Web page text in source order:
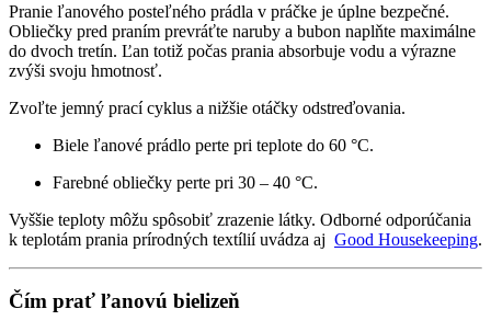
Pranie ľanového posteľného prádla v práčke je úplne bezpečné.
Obliečky pred praním prevráťte naruby a bubon naplňte maximálne
do dvoch tretín. Ľan totiž počas prania absorbuje vodu a výrazne
zvýši svoju hmotnosť.
Zvoľte jemný prací cyklus a nižšie otáčky odstreďovania.
Biele ľanové prádlo perte pri teplote do 60 °C.
Farebné obliečky perte pri 30 – 40 °C.
Vyššie teploty môžu spôsobiť zrazenie látky. Odborné odporúčania
k teplotám prania prírodných textílií uvádza aj Good Housekeeping.
Čím prať ľanovú bielizeň